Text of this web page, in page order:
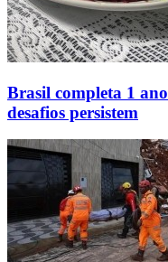
Brasil completa 1
desafios persistem